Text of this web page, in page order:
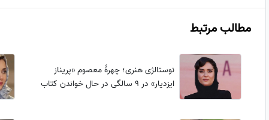
مطالب مرتبط
نوستالژی هنری؛ چهرۀ معصوم «پریناز
ایزدیار» در 9 سالگی در حال خواندن کتاب